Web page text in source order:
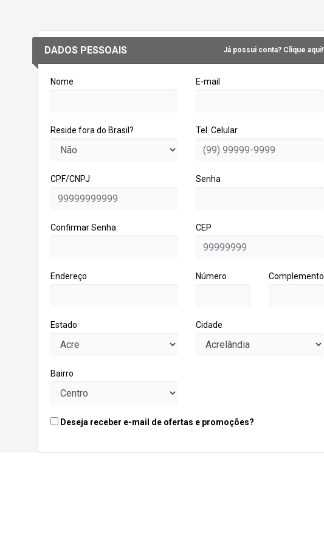
DADOS PESSOAIS Já possui conta? Clique aqui!
Nome E-mail
Reside fora do Brasil? Tel. Celular
CPF/CNPJ Senha
Confirmar Senha CEP
Endereço Número Complemento
Estado Cidade
Bairro
Deseja receber e-mail de ofertas e promoções?